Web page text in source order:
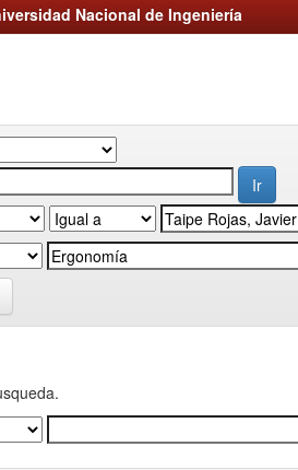
Nacional de Ingeniería